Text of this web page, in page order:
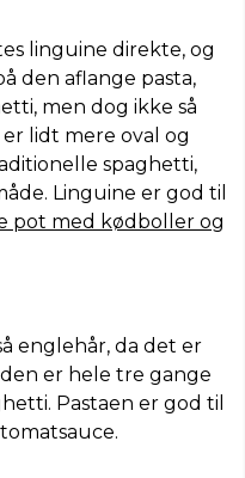
linguine direkte, og
den aflange pasta,
men dog ikke så
lidt mere oval og
spaghetti,
Linguine er god til
pot med kødboller og
englehår, da det er
er hele tre gange
Pastaen er god til